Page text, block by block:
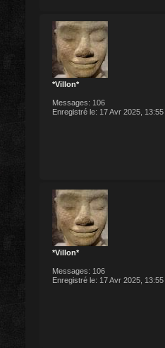
*Villon*
Messages: 106
Enregistré le: 17 Avr 2025, 13:55
*Villon*
Messages: 106
Enregistré le: 17 Avr 2025, 13:55